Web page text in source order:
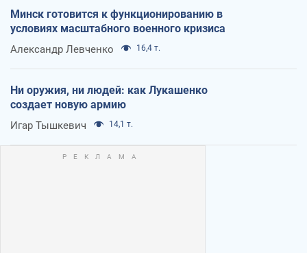
Минск готовится к функционированию в
условиях масштабного военного кризиса
Александр Левченко 16,4 т.
Ни оружия, ни людей: как Лукашенко
создает новую армию
Игар Тышкевич 14,1 т.